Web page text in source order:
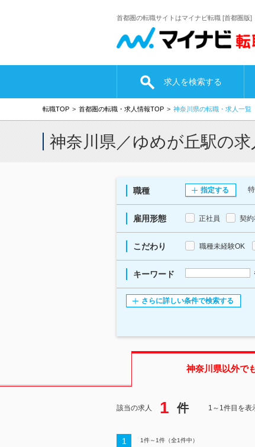
首都圏の転職サイトはマイナビ転職 [首都圏版]
求人を検索する
転職TOP 首都圏の転職・求人情報TOP 神奈川県の転職・求人一覧
神奈川県／ゆめが丘駅の
職種 指定する
雇用形態 正社員 契約
こだわり 職種未経験OK
キーワード
さらに詳しい条件で検索する
神奈川県以外で
該当の求人 1 件 1～1件目を表
1 1件～ 1件（全1件中）